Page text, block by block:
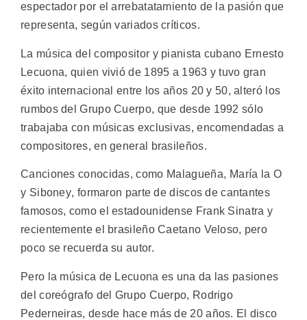
espectador por el arrebatatamiento de la pasión que
representa, según variados críticos.
La música del compositor y pianista cubano Ernesto
Lecuona, quien vivió de 1895 a 1963 y tuvo gran
éxito internacional entre los años 20 y 50, alteró los
rumbos del Grupo Cuerpo, que desde 1992 sólo
trabajaba con músicas exclusivas, encomendadas a
compositores, en general brasileños.
Canciones conocidas, como Malagueña, María la O
y Siboney, formaron parte de discos de cantantes
famosos, como el estadounidense Frank Sinatra y
recientemente el brasileño Caetano Veloso, pero
poco se recuerda su autor.
Pero la música de Lecuona es una da las pasiones
del coreógrafo del Grupo Cuerpo, Rodrigo
Pederneiras, desde hace más de 20 años. El disco